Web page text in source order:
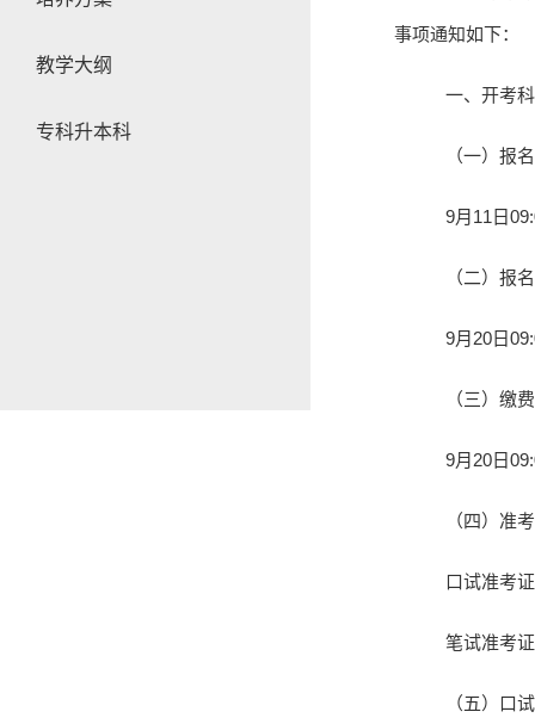
教学大纲
专科升本科
事项通知如下：
一、开考
（一）报
9月 11 日
（二）报
9月 20日
（三）缴
9月 20日
（四）准
口试准考
笔试准考
（五）口